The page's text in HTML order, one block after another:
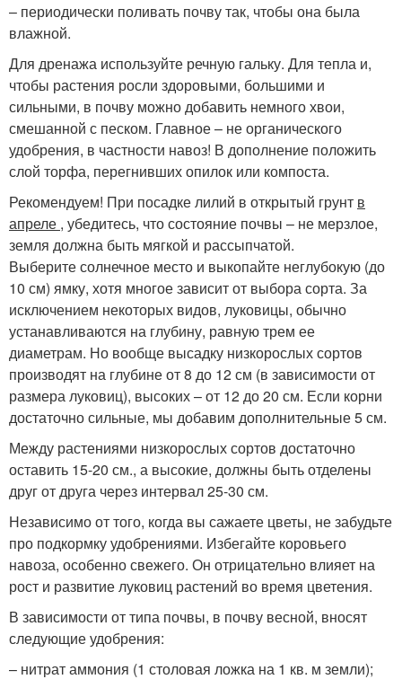
– периодически поливать почву так, чтобы она была
влажной.
Для дренажа используйте речную гальку. Для тепла и,
чтобы растения росли здоровыми, большими и
сильными, в почву можно добавить немного хвои,
смешанной с песком. Главное – не органического
удобрения, в частности навоз! В дополнение положить
слой торфа, перегнивших опилок или компоста.
Рекомендуем! При посадке лилий в открытый грунт в
апреле , убедитесь, что состояние почвы – не мерзлое,
земля должна быть мягкой и рассыпчатой.
Выберите солнечное место и выкопайте неглубокую (до
10 см) ямку, хотя многое зависит от выбора сорта. За
исключением некоторых видов, луковицы, обычно
устанавливаются на глубину, равную трем ее
диаметрам. Но вообще высадку низкорослых сортов
производят на глубине от 8 до 12 см (в зависимости от
размера луковиц), высоких – от 12 до 20 см. Если корни
достаточно сильные, мы добавим дополнительные 5 см.
Между растениями низкорослых сортов достаточно
оставить 15-20 см., а высокие, должны быть отделены
друг от друга через интервал 25-30 см.
Независимо от того, когда вы сажаете цветы, не забудьте
про подкормку удобрениями. Избегайте коровьего
навоза, особенно свежего. Он отрицательно влияет на
рост и развитие луковиц растений во время цветения.
В зависимости от типа почвы, в почву весной, вносят
следующие удобрения:
– нитрат аммония (1 столовая ложка на 1 кв. м земли);